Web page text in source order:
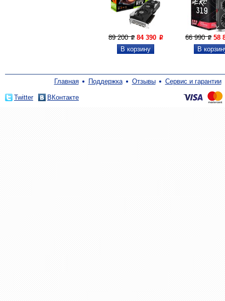
89 200P 84 390 P 66 990P 58
Главная Поддержка Отзывы Сервис и гарантии
Twitter ВКонтакте